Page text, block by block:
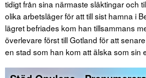
tidigt från sina närmaste släktingar och
olika arbetsläger för att till sist hamna i
lägret befriades kom han tillsammans
överlevare först till Gotland för att
en stad som han kom att älska som sin